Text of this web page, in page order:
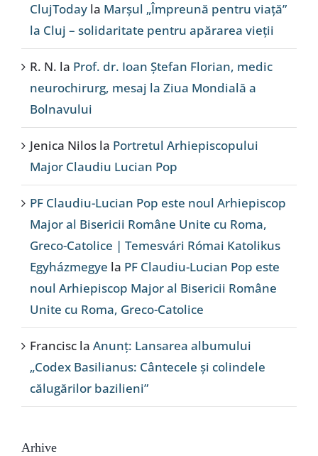
ClujToday la Marșul „Împreună pentru viață”
la Cluj – solidaritate pentru apărarea vieții
R. N. la Prof. dr. Ioan Ștefan Florian, medic
neurochirurg, mesaj la Ziua Mondială a
Bolnavului
Jenica Nilos la Portretul Arhiepiscopului
Major Claudiu Lucian Pop
PF Claudiu-Lucian Pop este noul Arhiepiscop
Major al Bisericii Române Unite cu Roma,
Greco-Catolice | Temesvári Római Katolikus
Egyházmegye la PF Claudiu-Lucian Pop este
noul Arhiepiscop Major al Bisericii Române
Unite cu Roma, Greco-Catolice
Francisc la Anunț: Lansarea albumului
„Codex Basilianus: Cântecele și colindele
călugărilor bazilieni”
Arhive